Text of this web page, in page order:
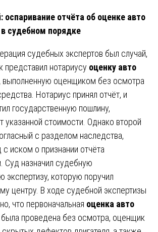
оспаривание отчёта об оценке авто
судебном порядке
судебных экспертов был случай,
представил нотариусу оценку авто
, выполненную оценщиком без осмотра
Нотариус принял отчёт, и
государственную пошлину,
указанной стоимости. Однако второй
с разделом наследства,
с иском о признании отчёта
Суд назначил судебную
экспертизу, которую поручил
центру. В ходе судебной экспертизы
что первоначальная оценка авто
была проведена без осмотра, оценщик